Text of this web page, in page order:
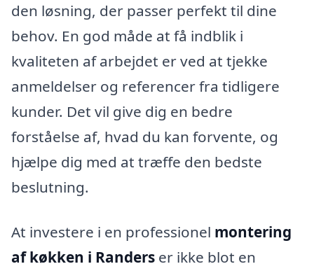
den løsning, der passer perfekt til dine
behov. En god måde at få indblik i
kvaliteten af arbejdet er ved at tjekke
anmeldelser og referencer fra tidligere
kunder. Det vil give dig en bedre
forståelse af, hvad du kan forvente, og
hjælpe dig med at træffe den bedste
beslutning.
At investere i en professionel montering
af køkken i Randers er ikke blot en